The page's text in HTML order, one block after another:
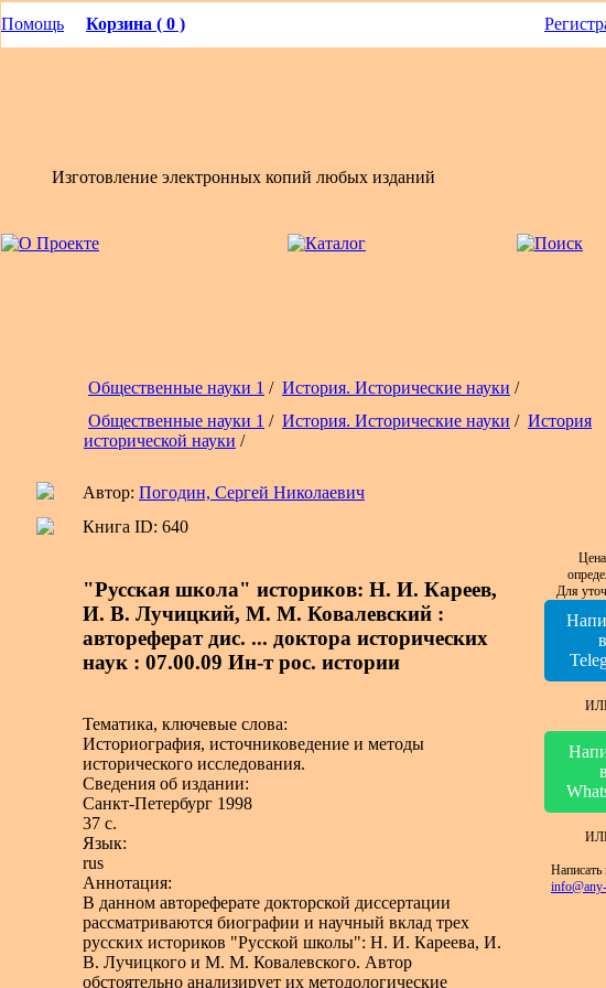
Помощь Корзина ( 0 )
Изготовление электронных копий любых изданий
Общественные науки 1 / История. Исторические науки /
Общественные науки 1 / История. Исторические науки / История
исторической науки /
Автор: Погодин, Сергей Николаевич
Книга ID: 640
"Русская школа" историков: Н. И. Кареев,
И. В. Лучицкий, М. М. Ковалевский :
автореферат дис. ... доктора исторических
наук : 07.00.09 Ин-т рос. истории
Тематика, ключевые слова:
Историография, источниковедение и методы
исторического исследования.
Сведения об издании:
Санкт-Петербург 1998
37 с.
Язык:
rus
Аннотация:
В данном автореферате докторской диссертации
рассматриваются биографии и научный вклад трех
русских историков "Русской школы": Н. И. Кареева, И.
В. Лучицкого и М. М. Ковалевского. Автор
обстоятельно анализирует их методологические
Для
в
в
Написать